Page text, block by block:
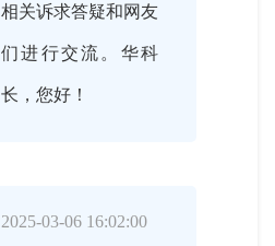
相关诉求答疑和网友
们进行交流。华科
长，您好！
2025-03-06 16:02:00